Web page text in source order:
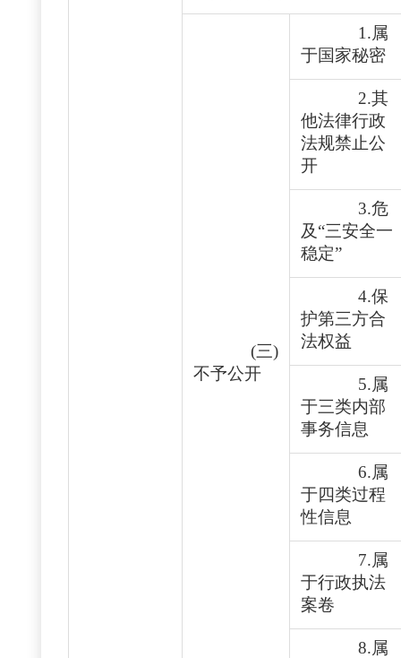
(三)
不予公开
1.属
于国家秘密
2.其
他法律行政
法规禁止公
开
3.危
及“三安全一
稳定”
4.保
护第三方合
法权益
5.属
于三类内部
事务信息
6.属
于四类过程
性信息
7.属
于行政执法
案卷
8.属